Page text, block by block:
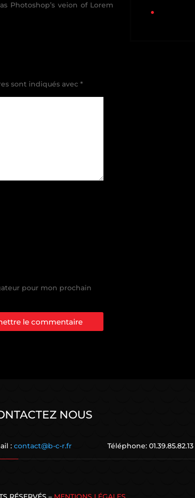
Photoshop’s veion of Lorem
sont indiqués avec*
pour mon prochain
le commentaire
NOUS
:contact@b-c-r.fr Téléphone: 01.39.85.82.13